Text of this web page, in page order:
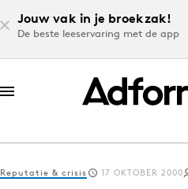
Jouw vak in je broekzak!
De beste leeservaring met de app
Log in
Reputatie & crisis 17 OKTOBER 2000